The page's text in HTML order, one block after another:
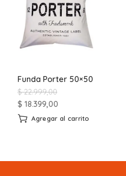
Funda Porter 50×50
$22.999,00
$ 18.399,00
Agregar al carrito